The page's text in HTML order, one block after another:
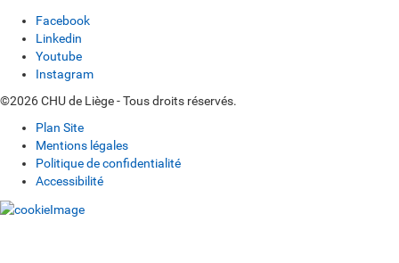
Facebook
Linkedin
Youtube
Instagram
©2026 CHU de Liège - Tous droits réservés.
Plan Site
Mentions légales
Politique de confidentialité
Accessibilité